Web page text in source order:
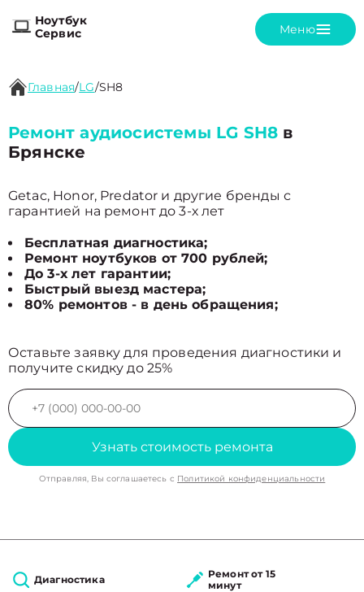
Ноутбук
Сервис
Меню
Главная/LG/SH8
Ремонт аудиосистемы LG SH8 в
Брянске
Getac, Honor, Predator и другие бренды с
гарантией на ремонт до 3-х лет
Бесплатная диагностика;
Ремонт ноутбуков от 700 рублей;
До 3-х лет гарантии;
Быстрый выезд мастера;
80% ремонтов - в день обращения;
Оставьте заявку для проведения диагностики и
получите скидку до 25%
Узнать стоимость ремонта
Отправляя, Вы соглашаетесь с Политикой конфиденциальности
Диагностика
Ремонт от 15
минут